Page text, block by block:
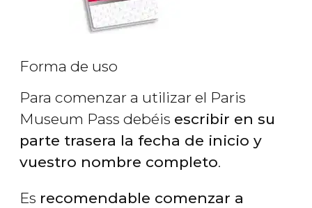
Forma de uso
Para comenzar a utilizar el Paris
Museum Pass debéis escribir en su
parte trasera la fecha de inicio y
vuestro nombre completo.
Es recomendable comenzar a